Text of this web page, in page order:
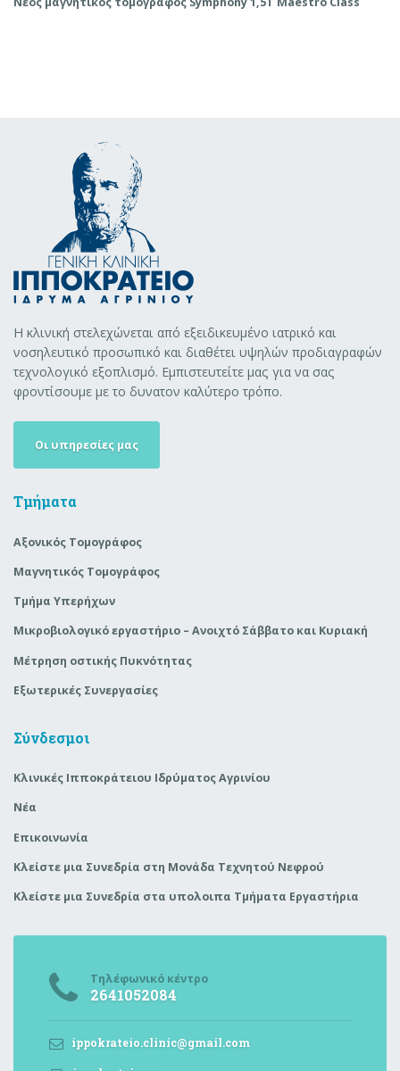
Η κλινική στελεχώνεται από εξειδικευμένο ιατρικό και
νοσηλευτικό προσωπικό και διαθέτει υψηλών προδιαγραφών
τεχνολογικό εξοπλισμό. Εμπιστευτείτε μας για να σας
φροντίσουμε με το δυνατον καλύτερο τρόπο.
Οι υπηρεσίες μας
Τμήματα
Αξονικός Τομογράφος
Μαγνητικός Τομογράφος
Τμήμα Υπερήχων
Μικροβιολογικό εργαστήριο – Ανοιχτό Σάββατο και Κυριακή
Μέτρηση οστικής Πυκνότητας
Εξωτερικές Συνεργασίες
Σύνδεσμοι
Κλινικές Ιπποκράτειου Ιδρύματος Αγρινίου
Νέα
Επικοινωνία
Κλείστε μια Συνεδρία στη Μονάδα Τεχνητού Νεφρού
Κλείστε μια Συνεδρία στα υπολοιπα Τμήματα Εργαστήρια
Τηλέφωνικό κέντρο
2641052084
ippokrateio.clinic@gmail.com